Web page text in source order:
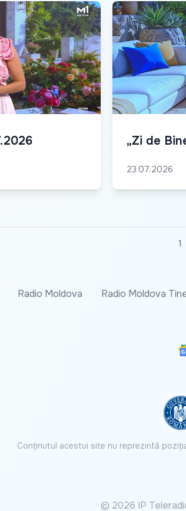
„Zi de
23.07.2026
1
Radio Moldova Radio Moldova
Conținutul acestui site nu reprezintă
© 2026 IP